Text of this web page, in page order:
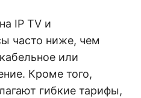
IP TV и
часто ниже, чем
или
Кроме того,
гибкие тарифы,